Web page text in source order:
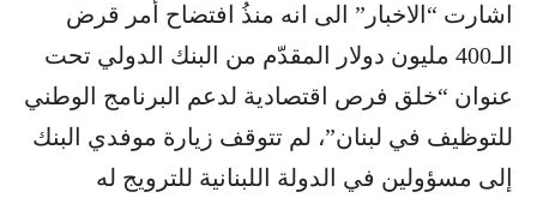
اشارت “الاخبار” الى انه منذُ افتضاح أمر قرض
الـ400 مليون دولار المقدّم من البنك الدولي تحت
عنوان “خلق فرص اقتصادية لدعم البرنامج الوطني
للتوظيف في لبنان”، لم تتوقف زيارة موفدي البنك
إلى مسؤولين في الدولة اللبنانية للترويج له